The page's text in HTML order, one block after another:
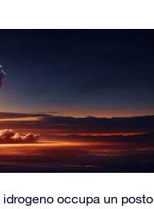
occupa un posto